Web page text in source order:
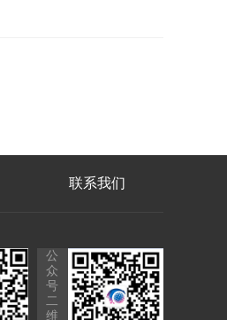
联系我们
公
众
号
二
维